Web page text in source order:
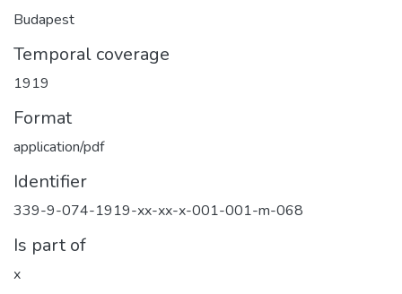
Budapest
Temporal coverage
1919
Format
application/pdf
Identifier
339-9-074-1919-xx-xx-x-001-001-m-068
Is part of
x